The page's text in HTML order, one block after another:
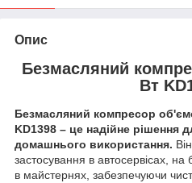
Опис
Безмасляний
Вт
Безмасляний компресор
KD1398 – це надійне рішення
домашнього використання.
застосування в автосервісах,
в майстернях, забезпечуючи